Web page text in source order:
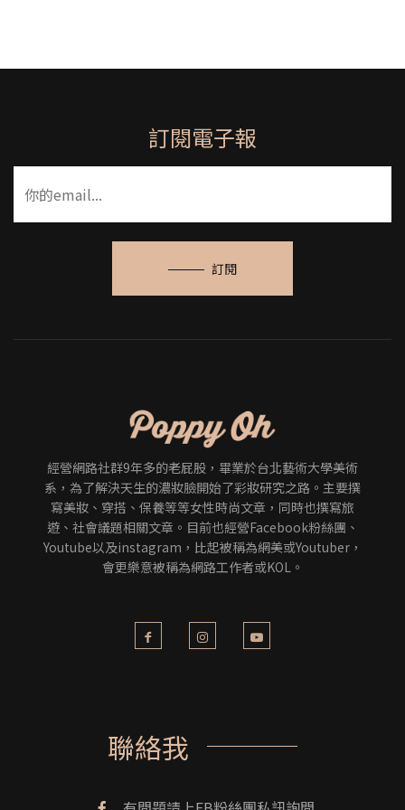
訂閱電子報
訂閱
經營網路社群9年多的老屁股，畢業於台北藝術大學美術
系，為了解決天生的濃妝臉開始了彩妝研究之路。主要撰
寫美妝、穿搭、保養等等女性時尚文章，同時也撰寫旅
遊、社會議題相關文章。目前也經營Facebook粉絲團、
Youtube以及instagram，比起被稱為網美或Youtuber，
會更樂意被稱為網路工作者或KOL。
聯絡我